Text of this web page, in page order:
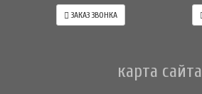
ЗАКАЗ ЗВОНКА
карта сайта